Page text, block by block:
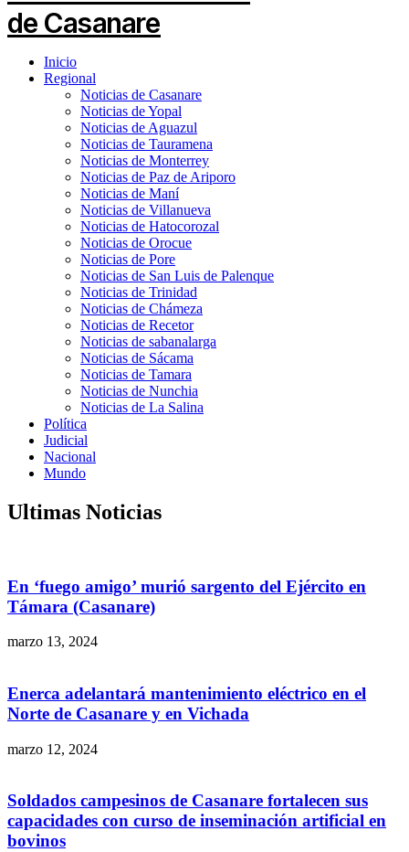
Inicio
Regional
Noticias de Casanare
Noticias de Yopal
Noticias de Aguazul
Noticias de Tauramena
Noticias de Monterrey
Noticias de Paz de Ariporo
Noticias de Maní
Noticias de Villanueva
Noticias de Hatocorozal
Noticias de Orocue
Noticias de Pore
Noticias de San Luis de Palenque
Noticias de Trinidad
Noticias de Chámeza
Noticias de Recetor
Noticias de sabanalarga
Noticias de Sácama
Noticias de Tamara
Noticias de Nunchia
Noticias de La Salina
Política
Judicial
Nacional
Mundo
Ultimas Noticias
En ‘fuego amigo’ murió sargento del Ejército en
Támara (Casanare)
marzo 13, 2024
Enerca adelantará mantenimiento eléctrico en el
Norte de Casanare y en Vichada
marzo 12, 2024
Soldados campesinos de Casanare fortalecen sus
capacidades con curso de inseminación artificial en
bovinos